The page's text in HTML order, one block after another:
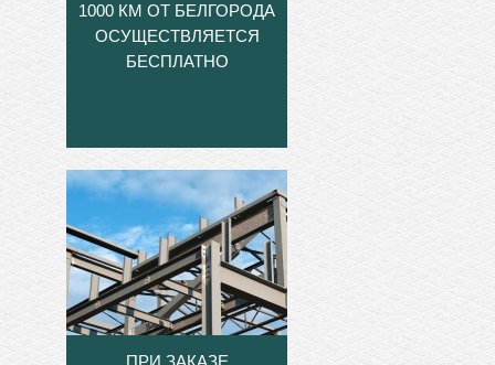
1000 КМ ОТ БЕЛГОРОДА
ОСУЩЕСТВЛЯЕТСЯ
БЕСПЛАТНО